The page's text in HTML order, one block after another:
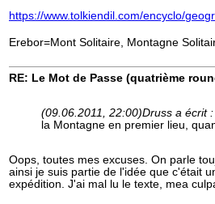
https://www.tolkiendil.com/encyclo/
Erebor=Mont Solitaire, Montagne
RE: Le Mot de Passe (quatrième
(09.06.2011, 22:00)Druss a écrit :
la Montagne en premier lieu,
Oops, toutes mes excuses. On parle
ainsi je suis partie de l'idée que c'était
expédition. J'ai mal lu le texte, mea